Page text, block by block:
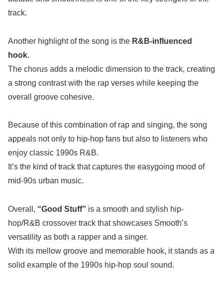
track.
Another highlight of the song is the R&B-influenced
hook.
The chorus adds a melodic dimension to the track, creating
a strong contrast with the rap verses while keeping the
overall groove cohesive.
Because of this combination of rap and singing, the song
appeals not only to hip-hop fans but also to listeners who
enjoy classic 1990s R&B.
It’s the kind of track that captures the easygoing mood of
mid-90s urban music.
Overall, “Good Stuff” is a smooth and stylish hip-
hop/R&B crossover track that showcases Smooth’s
versatility as both a rapper and a singer.
With its mellow groove and memorable hook, it stands as a
solid example of the 1990s hip-hop soul sound.